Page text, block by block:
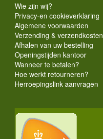
Wie zijn wij?
Privacy-en cookieverklaring
Algemene voorwaarden
Verzending & verzendkosten
Afhalen van uw bestelling
Openingstijden kantoor
Wanneer te betalen?
Hoe werkt retourneren?
Herroepingslink aanvragen